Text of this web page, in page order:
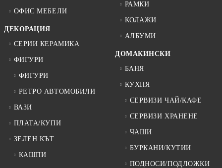
ОФИС МЕБЕЛИ
ДЕКОРАЦИЯ
СЕРИИ КЕРАМИКА
ФИГУРИ
ФИГУРИ
РЕТРО АВТОМОБИЛИ
ВАЗИ
ПЛАТА/КУПИ
ЗЕЛЕН КЪТ
КАШПИ
РАМКИ
КОЛАЖИ
АЛБУМИ
ДОМАКИНСКИ
БАНЯ
КУХНЯ
СЕРВИЗИ ЧАЙ/КАФЕ
СЕРВИЗИ ХРАНЕНЕ
ЧАШИ
БУРКАНИ/КУТИИ
ПОДНОСИ/ПОДЛОЖКИ